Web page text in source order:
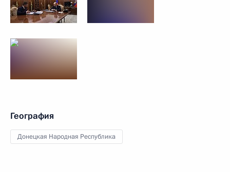
География
Донецкая Народная Республика